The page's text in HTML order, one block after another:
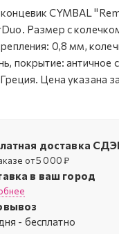
CYMBAL
Размер с
0,8 мм,
покрытие: античное
Цена указана
доставка
от 5 000 ₽
в ваш город
- бесплатно